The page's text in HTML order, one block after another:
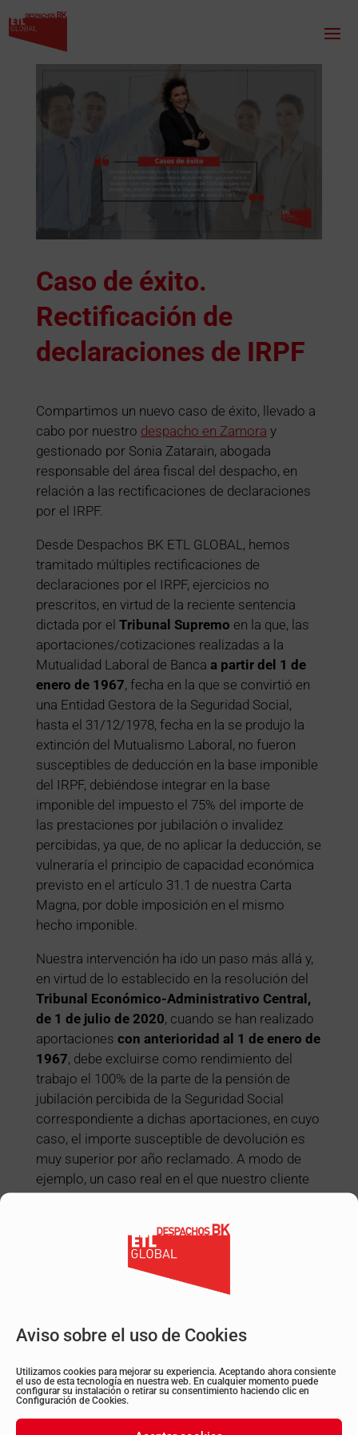
Aviso sobre el uso de Cookies
Utilizamos cookies para mejorar su experiencia. Aceptando ahora consiente
el uso de esta tecnología en nuestra web. En cualquier momento puede
configurar su instalación o retirar su consentimiento haciendo clic en
Configuración de Cookies.
Caso de éxito.
Rectificación de
declaraciones de IRPF
Compartimos un nuevo caso de éxito, llevado a
cabo por nuestro despacho en Zamora y
gestionado por Sonia Zatarain, abogada
responsable del área fiscal del despacho, en
relación a las rectificaciones de declaraciones
por el IRPF.
Desde Despachos BK ETL GLOBAL, hemos
tramitado múltiples rectificaciones de
declaraciones por el IRPF, ejercicios no
prescritos, en virtud de la reciente sentencia
dictada por el Tribunal Supremo en la que, las
aportaciones/cotizaciones realizadas a la
Mutualidad Laboral de Banca a partir del 1 de
enero de 1967, fecha en la que se convirtió en
una Entidad Gestora de la Seguridad Social,
hasta el 31/12/1978, fecha en la se produjo la
extinción del Mutualismo Laboral, no fueron
susceptibles de deducción en la base imponible
del IRPF, debiéndose integrar en la base
imponible del impuesto el 75% del importe de
las prestaciones por jubilación o invalidez
percibidas, ya que, de no aplicar la deducción, se
vulneraría el principio de capacidad económica
previsto en el artículo 31.1 de nuestra Carta
Magna, por doble imposición en el mismo
hecho imponible.
Nuestra intervención ha ido un paso más allá y,
en virtud de lo establecido en la resolución del
Tribunal Económico-Administrativo Central,
de 1 de julio de 2020, cuando se han realizado
aportaciones con anterioridad al 1 de enero de
1967, debe excluirse como rendimiento del
trabajo el 100% de la parte de la pensión de
jubilación percibida de la Seguridad Social
correspondiente a dichas aportaciones, en cuyo
caso, el importe susceptible de devolución es
muy superior por año reclamado. A modo de
ejemplo, un caso real en el que nuestro cliente
ha quedado muy satisfecho:
formulario para tramitar todas las solicitudes a
partir de la información de la que disponga, así